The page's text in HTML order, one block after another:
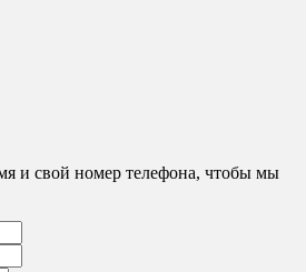
и свой номер телефона, чтобы мы